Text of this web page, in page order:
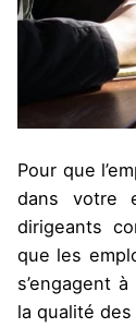
Pour que
dans votre
dirigeants
que les
s’engagent
la qualité